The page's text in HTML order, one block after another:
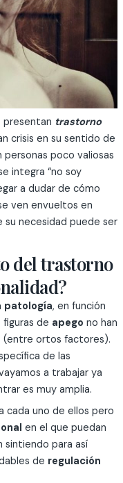
presentan trastorno
crisis en su sentido de
poco valiosas
integra “no soy
a dudar de cómo
ven envueltos en
su necesidad puede ser
del trastorno
patología, en función
de apego no han
(entre ortos factores).
de las
a trabajar ya
es muy amplia.
cada uno de ellos pero
en el que puedan
sintiendo para así
de regulación